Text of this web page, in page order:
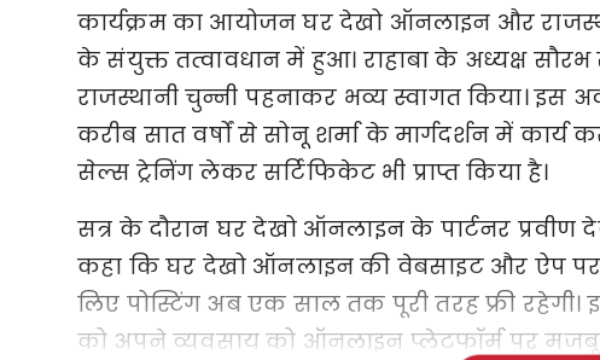
कार्यक्रम का आयोजन घर देखो ऑनलाइन और
के संयुक्त तत्वावधान में हुआ। राहाबा के अध्यक्ष
राजस्थानी चुन्नी पहनाकर भव्य स्वागत किया।
करीब सात वर्षों से सोनू शर्मा के मार्गदर्शन में कार्य
सेल्स ट्रेनिंग लेकर सर्टिफिकेट भी प्राप्त किया है।
सत्र के दौरान घर देखो ऑनलाइन के पार्टनर प्रवीण
कहा कि घर देखो ऑनलाइन की वेबसाइट और ऐप पर
लिए पोस्टिंग अब एक साल तक पूरी तरह फ्री
को अपने व्यवसाय को ऑनलाइन प्लेटफॉर्म पर